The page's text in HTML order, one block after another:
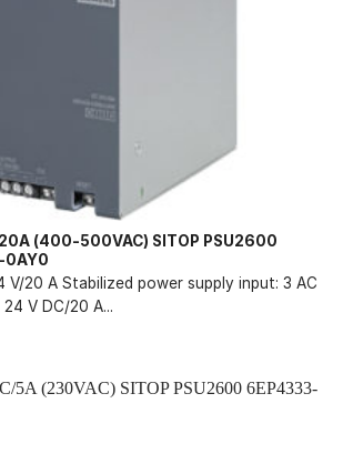
(400-500VAC) SITOP PSU2600
0AY0
V/20 A Stabilized power supply input: 3 AC
V DC/20 A...